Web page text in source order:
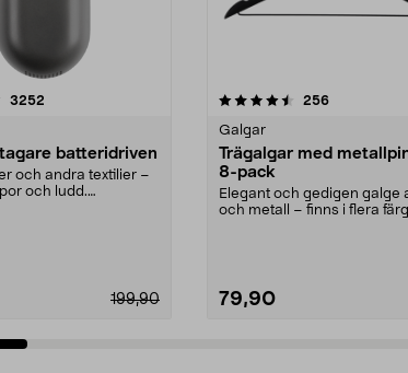
3252
batteridriven
och andra textilier –
och ludd.
199,90
4.5av 5 stjärnor 256recensioner
Galgar
Trägalgar med
8-pack
Elegant och gedigen galge
och metall – finns i flera
79,90
4.0av 5 stjärnor